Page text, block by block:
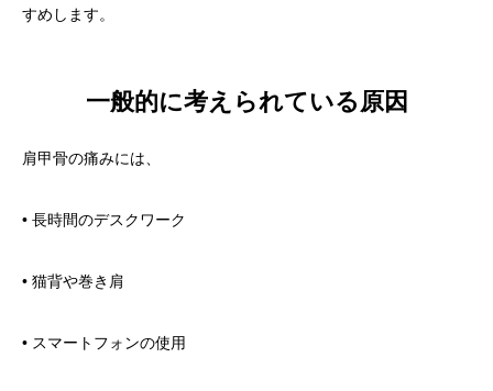
すめします。
一般的に考えられている原因
肩甲骨の痛みには、
• 長時間のデスクワーク
• 猫背や巻き肩
• スマートフォンの使用